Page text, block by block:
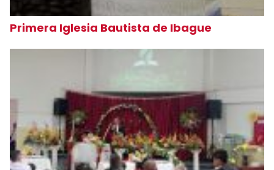
Primera Iglesia Bautista de Ibague